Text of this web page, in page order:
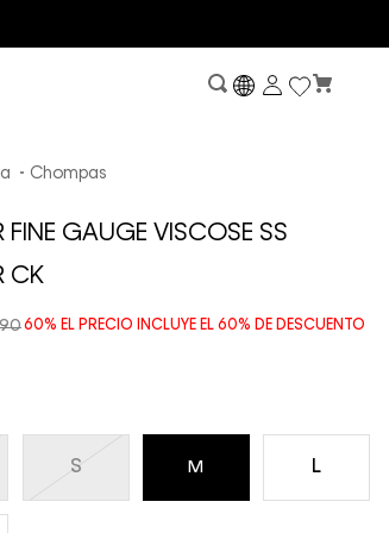
Chompas
FINE GAUGE VISCOSE SS
CK
60% EL PRECIO INCLUYE EL 60% DE DESCUENTO
L
M
S